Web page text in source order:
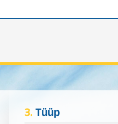
3.Tüüp